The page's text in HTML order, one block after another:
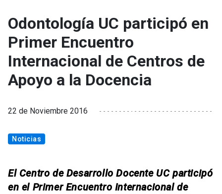
Odontología UC participó en
Primer Encuentro
Internacional de Centros de
Apoyo a la Docencia
22 de Noviembre 2016
Noticias
El Centro de Desarrollo Docente UC participó
en el Primer Encuentro Internacional de